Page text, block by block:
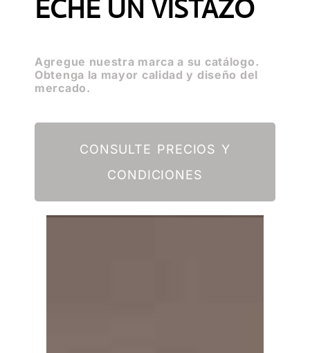
ECHE UN VISTAZO
Agregue nuestra marca a su catálogo.
Obtenga la mayor calidad y diseño del
mercado.
CONSULTE PRECIOS Y
CONDICIONES